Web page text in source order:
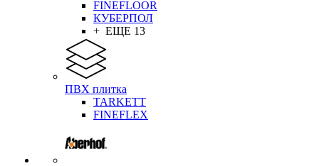
FINEFLOOR
КУБЕРПОЛ
+ ЕЩЕ 13
ПВХ плитка
TARKETT
FINEFLEX